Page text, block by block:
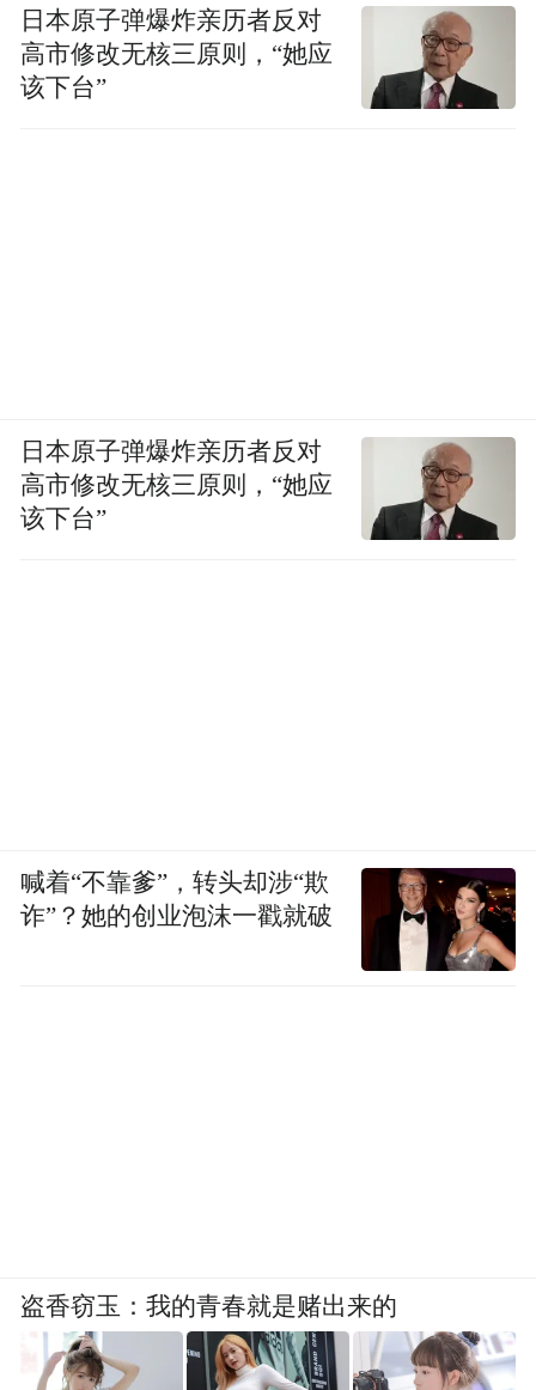
各小组与会者们结合自身的工作实际和实践
中遇到的具体问题，积极交流，开展了头脑
风暴，并选派代表依次分享。本次沙龙继续
日本原子弹爆炸亲历者反对
高市修改无核三原则，“她应
该下台”
日本原子弹爆炸亲历者反对
高市修改无核三原则，“她应
该下台”
喊着“不靠爹”，转头却涉“欺
诈”？她的创业泡沫一戳就破
盗香窃玉：我的青春就是赌出来的